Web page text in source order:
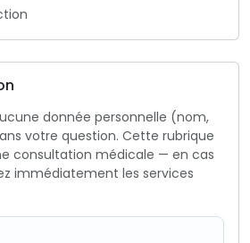
donnée personnelle (nom,
votre question. Cette rubrique
consultation médicale — en cas
immédiatement les services